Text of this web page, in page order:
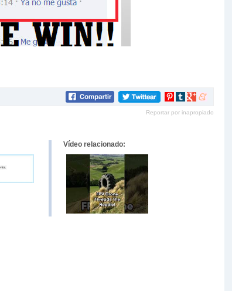
Compartir
Pinterest
Compartir
tumblr
Compartir
Google+
Compartir
meneame
Reportar por inapropiado
Vídeo relacionado: